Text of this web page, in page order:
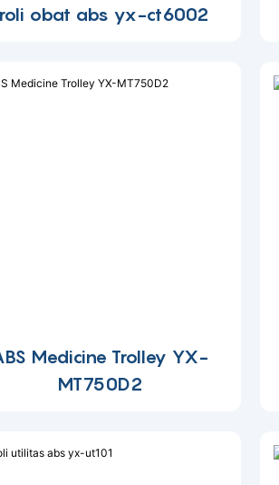
obat abs yx-ct6002
Medicine Trolley YX-
MT750D2